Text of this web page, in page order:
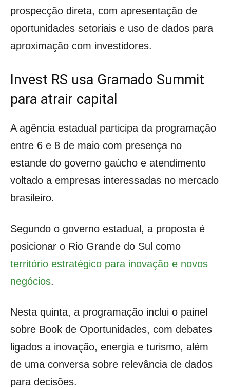
prospecção direta, com apresentação de
oportunidades setoriais e uso de dados para
aproximação com investidores.
Invest RS usa Gramado Summit
para atrair capital
A agência estadual participa da programação
entre 6 e 8 de maio com presença no
estande do governo gaúcho e atendimento
voltado a empresas interessadas no mercado
brasileiro.
Segundo o governo estadual, a proposta é
posicionar o Rio Grande do Sul como
território estratégico para inovação e novos
negócios.
Nesta quinta, a programação inclui o painel
sobre Book de Oportunidades, com debates
ligados a inovação, energia e turismo, além
de uma conversa sobre relevância de dados
para decisões.